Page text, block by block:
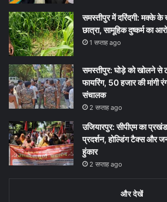
समस्तीपुर में दरिंदगी: मक्के
छात्रा, सामूहिक दुष्कर्म का
1 सप्ताह ago
समस्तीपुर: घोड़े को खोलने से
फायरिंग, 50 हजार की मांगी
संचालक
2 सप्ताह ago
उजियारपुर: सीपीएम का
प्रदर्शन, होल्डिंग टैक्स और
हुंकार
2 सप्ताह ago
और देखें